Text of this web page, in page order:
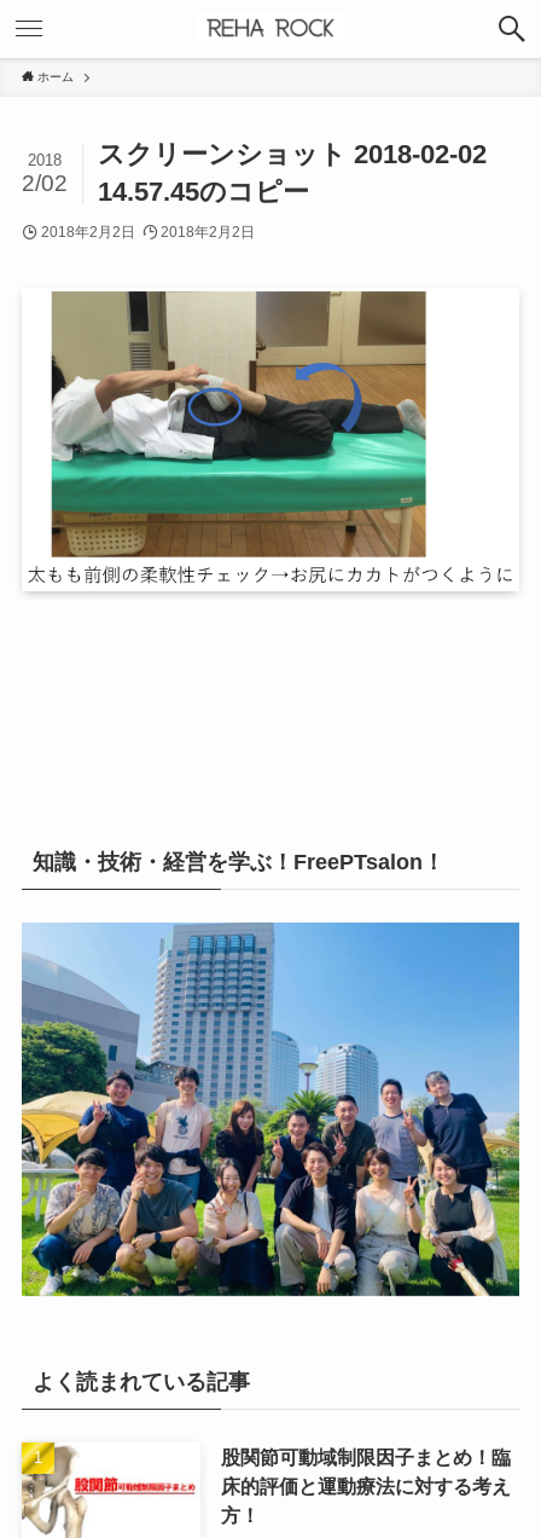
ホーム
スクリーンショット 2018-02-02
14.57.45のコピー
2018
2/02
2018年2月2日 2018年2月2日
知識・技術・経営を学ぶ！FreePTsalon！
よく読まれている記事
股関節可動域制限因子まとめ！臨
床的評価と運動療法に対する考え
方！